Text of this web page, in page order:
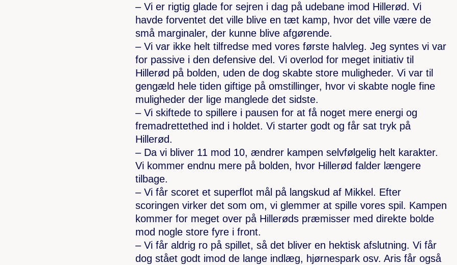
– Vi er rigtig glade for sejren i dag på udebane imod Hillerød. Vi
havde forventet det ville blive en tæt kamp, hvor det ville være de
små marginaler, der kunne blive afgørende.
– Vi var ikke helt tilfredse med vores første halvleg. Jeg syntes vi var
for passive i den defensive del. Vi overlod for meget initiativ til
Hillerød på bolden, uden de dog skabte store muligheder. Vi var til
gengæld hele tiden giftige på omstillinger, hvor vi skabte nogle fine
muligheder der lige manglede det sidste.
– Vi skiftede to spillere i pausen for at få noget mere energi og
fremadrettethed ind i holdet. Vi starter godt og får sat tryk på
Hillerød.
– Da vi bliver 11 mod 10, ændrer kampen selvfølgelig helt karakter.
Vi kommer endnu mere på bolden, hvor Hillerød falder længere
tilbage.
– Vi får scoret et superflot mål på langskud af Mikkel. Efter
scoringen virker det som om, vi glemmer at spille vores spil. Kampen
kommer for meget over på Hillerøds præmisser med direkte bolde
mod nogle store fyre i front.
– Vi får aldrig ro på spillet, så det bliver en hektisk afslutning. Vi får
dog stået godt imod de lange indlæg, hjørnespark osv. Aris får også